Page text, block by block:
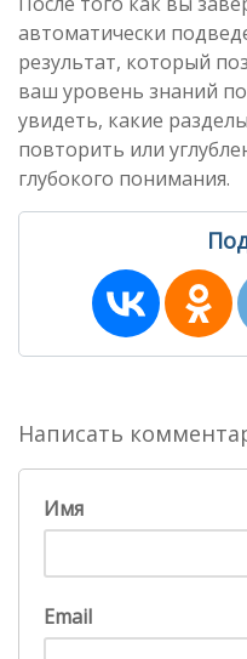
автоматически
результат, который
ваш уровень знаний
увидеть, какие
повторить или
глубокого понимания.
Написать
Имя
Email